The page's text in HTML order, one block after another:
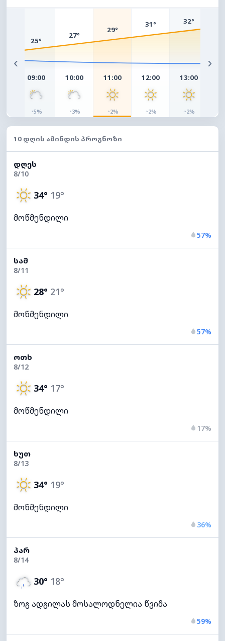
‹
25°
09:00
◔5%
27°
10:00
◔3%
29°
11:00
◔2%
31°
12:00
◔2%
32°
13:00
◔2%
›
10 ᲓᲦᲘᲡ ᲐᲛᲘᲜᲓᲘᲡ ᲞᲠᲝᲒᲜᲝᲖᲘ
ᲓᲦᲔᲡ
8/10
34° 19°
მოწმენდილი
57%
ᲡᲐᲛ
8/11
28° 21°
მოწმენდილი
57%
ᲝᲗᲮ
8/12
34° 17°
მოწმენდილი
17%
ᲮᲣᲗ
8/13
34° 19°
მოწმენდილი
36%
ᲞᲐᲠ
8/14
30° 18°
ზოგ ადგილას მოსალოდნელია წვიმა
59%